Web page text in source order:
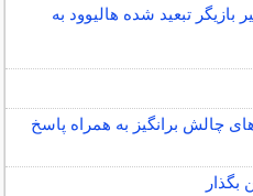
بازیگر تبعید شده هالیوود به
چالش برانگیز به همراه پاسخ
بگذار